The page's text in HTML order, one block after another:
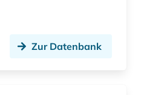
Zur Datenbank